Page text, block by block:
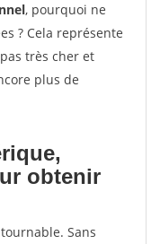
, pourquoi ne
? Cela représente
très cher et
plus de
obtenir
Sans